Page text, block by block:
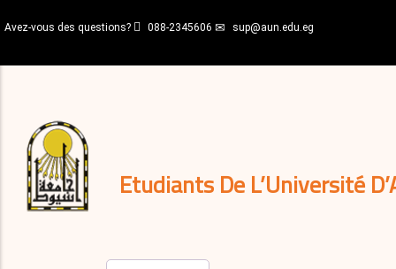
au
principal
Avez-vous des questions? 088-2345606 sup@aun.edu.eg
Etudiants De L’Université
décisions
Expatriés
Journal